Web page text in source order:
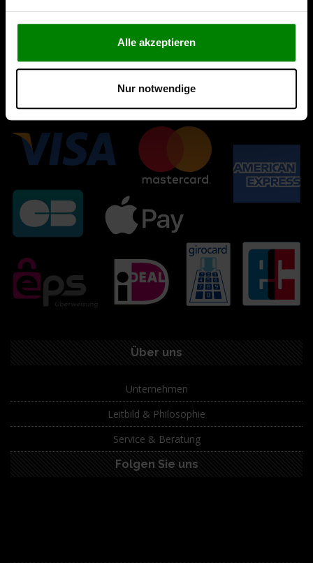
Alle akzeptieren
Nur notwendige
Über uns
Unternehmen
Leitbild & Philosophie
Service & Beratung
Folgen Sie uns